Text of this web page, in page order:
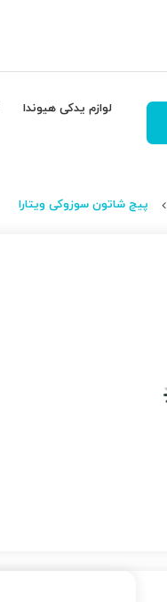
لوازم یدکی هیوندا
پیچ شاتون سوزوکی ویتارا